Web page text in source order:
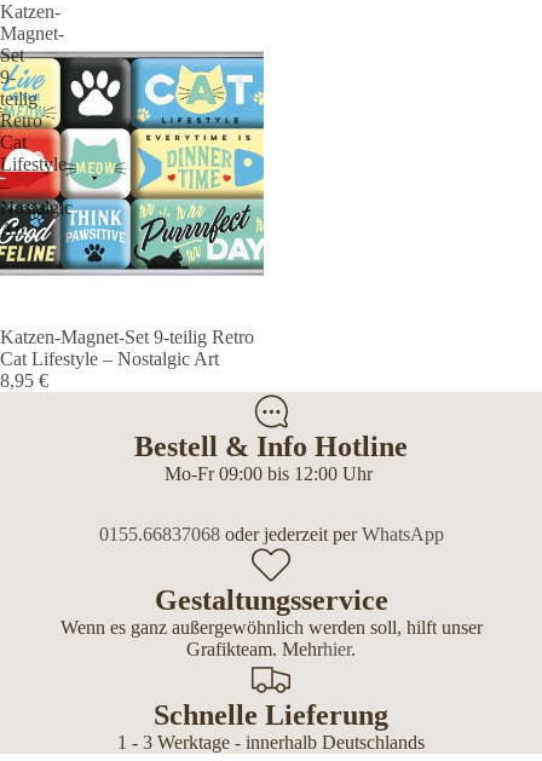
Katzen-
Magnet-
Set
9-
teilig
Retro
Cat
Lifestyle
–
Nostalgic
Art
Katzen-Magnet-Set 9-teilig Retro
Cat Lifestyle – Nostalgic Art
8,95 €
Bestell & Info Hotline
Mo-Fr 09:00 bis 12:00 Uhr
0155.66837068oder jederzeit perWhatsApp
Gestaltungsservice
Wenn es ganz außergewöhnlich werden soll, hilft unser
Grafikteam. Mehrhier.
Schnelle Lieferung
1 - 3 Werktage - innerhalb Deutschlands